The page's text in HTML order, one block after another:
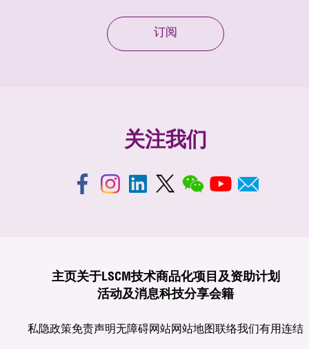
订阅
关注我们
主页关于LSCM技术商品化项目及资助计划
活动及消息科技分享会籍
私隐政策免责声明无障碍网站网站地图联络我们有用连结